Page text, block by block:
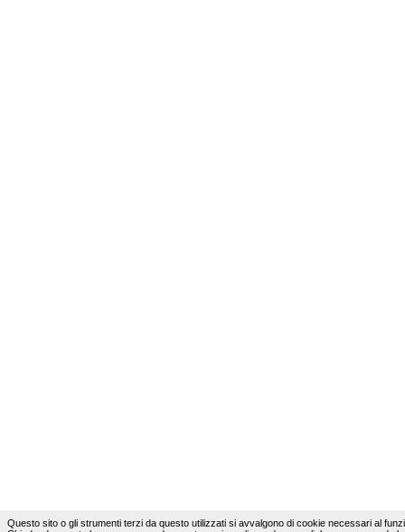
Questo sito o gli strumenti terzi da questo utilizzati si avvalgono di cookie necessari al